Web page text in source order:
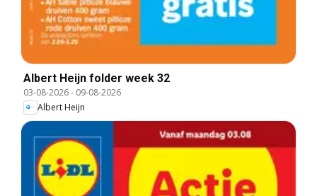
Albert Heijn folder week 32
03-08-2026- 09-08-2026
Albert Heijn